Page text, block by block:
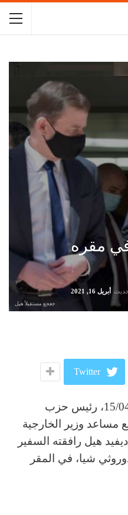
مقره
أبريل 16, 2021
جعجع مستقيلاً هيل
Twitter
إلتقى، اليوم الخميس 15/04/2021، رئيس حزب
مساعد وزير الخارجية
هيل رافقته السفير
شيا، في المقر